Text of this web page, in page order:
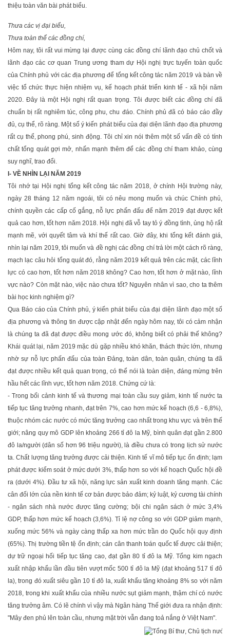
thiệu toàn văn bài phát biểu.
Thưa các vị đại biểu,
Thưa toàn thể các đồng chí,
Hôm nay, tôi rất vui mừng lại được cùng các đồng chí lãnh đạo chủ chốt và
lãnh đạo các cơ quan Trung ương tham dự Hội nghị trực tuyến toàn quốc
của Chính phủ với các địa phương để tổng kết công tác năm 2019 và bàn về
việc tổ chức thực hiện nhiệm vụ, kế hoạch phát triển kinh tế - xã hội năm
2020. Đây là một Hội nghị rất quan trọng. Tôi được biết các đồng chí đã
chuẩn bị rất nghiêm túc, công phu, chu đáo. Chính phủ đã có báo cáo đầy
đủ, cụ thể, rõ ràng. Một số ý kiến phát biểu của đại diện lãnh đạo địa phương
rất cụ thể, phong phú, sinh động. Tôi chỉ xin nói thêm một số vấn đề có tính
chất tổng quát gợi mở, nhấn mạnh thêm để các đồng chí tham khảo, cùng
suy nghĩ, trao đổi.
I- VỀ NHÌN LẠI NĂM 2019
Tôi nhớ tại Hội nghị tổng kết công tác năm 2018, ở chính Hội trường này,
ngày 28 tháng 12 năm ngoái, tôi có nêu mong muốn và chúc Chính phủ,
chính quyền các cấp cố gắng, nỗ lực phấn đấu để năm 2019 đạt được kết
quả cao hơn, tốt hơn năm 2018. Hội nghị đã vỗ tay tỏ ý đồng tình, ủng hộ rất
mạnh mẽ, với quyết tâm và khí thế rất cao. Giờ đây, khi tổng kết đánh giá,
nhìn lại năm 2019, tôi muốn và đề nghị các đồng chí trả lời một cách rõ ràng,
mạch lạc câu hỏi tổng quát đó, rằng năm 2019 kết quả trên các mặt, các lĩnh
lực có cao hơn, tốt hơn năm 2018 không? Cao hơn, tốt hơn ở mặt nào, lĩnh
vực nào? Còn mặt nào, việc nào chưa tốt? Nguyên nhân vì sao, cho ta thêm
bài học kinh nghiệm gì?
Qua Báo cáo của Chính phủ, ý kiến phát biểu của đại diện lãnh đạo một số
địa phương và thông tin được cập nhật đến ngày hôm nay, tôi có cảm nhận
là chúng ta đã đạt được điều mong ước đó, không biết có phải thế không?
Khái quát lại, năm 2019 mặc dù gặp nhiều khó khăn, thách thức lớn, nhưng
nhờ sự nỗ lực phấn đấu của toàn Đảng, toàn dân, toàn quân, chúng ta đã
đạt được nhiều kết quả quan trọng, có thể nói là toàn diện, đáng mừng trên
hầu hết các lĩnh vực, tốt hơn năm 2018. Chứng cứ là:
- Trong bối cảnh kinh tế và thương mại toàn cầu suy giảm, kinh tế nước ta
tiếp tục tăng trưởng nhanh, đạt trên 7%, cao hơn mức kế hoạch (6,6 - 6,8%),
thuộc nhóm các nước có mức tăng trưởng cao nhất trong khu vực và trên thế
giới; nâng quy mô GDP lên khoảng 266 tỉ đô la Mỹ, bình quân đạt gần 2.800
đô la/người (dân số hơn 96 triệu người), là điều chưa có trong lịch sử nước
ta. Chất lượng tăng trưởng được cải thiện. Kinh tế vĩ mô tiếp tục ổn định; lạm
phát được kiểm soát ở mức dưới 3%, thấp hơn so với kế hoạch Quốc hội đề
ra (dưới 4%). Đầu tư xã hội, năng lực sản xuất kinh doanh tăng mạnh. Các
cân đối lớn của nền kinh tế cơ bản được bảo đảm; kỷ luật, kỷ cương tài chính
- ngân sách nhà nước được tăng cường; bội chi ngân sách ở mức 3,4%
GDP, thấp hơn mức kế hoạch (3,6%). Tỉ lệ nợ công so với GDP giảm mạnh,
xuống mức 56% và ngày càng thấp xa hơn mức trần do Quốc hội quy định
(65%). Thị trường tiền tệ ổn định; cán cân thanh toán quốc tế được cải thiện;
dự trữ ngoại hối tiếp tục tăng cao, đạt gần 80 tỉ đô la Mỹ. Tổng kim ngạch
xuất nhập khẩu lần đầu tiên vượt mốc 500 tỉ đô la Mỹ (đạt khoảng 517 tỉ đô
la), trong đó xuất siêu gần 10 tỉ đô la, xuất khẩu tăng khoảng 8% so với năm
2018, trong khi xuất khẩu của nhiều nước sụt giảm mạnh, thậm chí có nước
tăng trưởng âm. Có lẽ chính vì vậy mà Ngân hàng Thế giới đưa ra nhận định:
"Mây đen phủ lên toàn cầu, nhưng mặt trời vẫn đang toả nắng ở Việt Nam".